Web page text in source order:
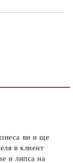
ви и ще
в клиент
и липса на